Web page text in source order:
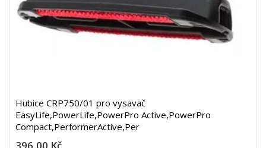
Hubice CRP750/01 pro vysavač
EasyLife,PowerLife,PowerPro Active,PowerPro
Compact,PerformerActive,Per